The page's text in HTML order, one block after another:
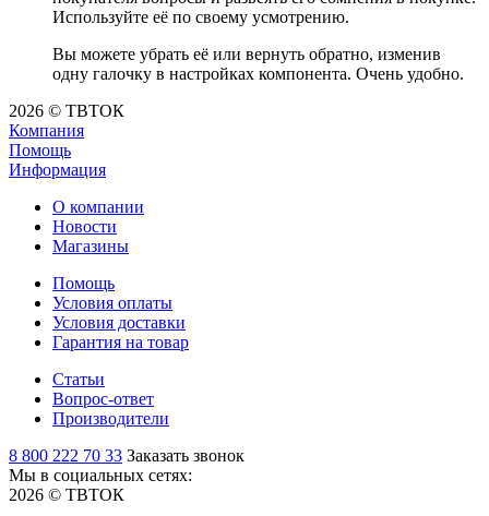
Используйте её по своему усмотрению.
Вы можете убрать её или вернуть обратно, изменив
одну галочку в настройках компонента. Очень удобно.
2026 © ТВТОК
Компания
Помощь
Информация
О компании
Новости
Магазины
Помощь
Условия оплаты
Условия доставки
Гарантия на товар
Статьи
Вопрос-ответ
Производители
8 800 222 70 33 Заказать звонок
Мы в социальных сетях:
2026 © ТВТОК